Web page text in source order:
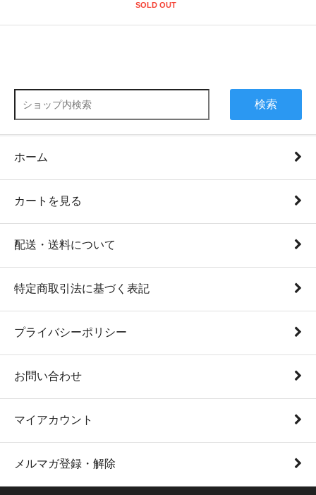
SOLD OUT
検索
ホーム
カートを見る
配送・送料について
特定商取引法に基づく表記
プライバシーポリシー
お問い合わせ
マイアカウント
メルマガ登録・解除